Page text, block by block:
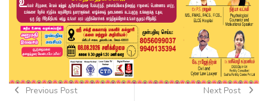
Previous Post Next Post